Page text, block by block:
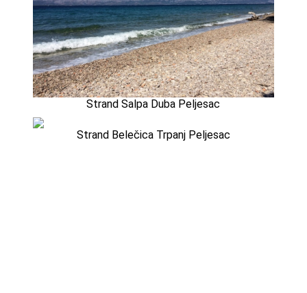
Strand Salpa Duba Peljesac
Strand Belečica Trpanj Peljesac